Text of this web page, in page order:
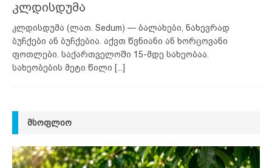
კლდისდუმა
კლდისდუმა (ლათ. Sedum) — ბალახები, ნახევრად
ბუჩქები ან ბუჩქებია. აქვთ წვნიანი ან ხორცოვანი
ფოთლები. საქართველოში 15-მდე სახეობაა.
სახეობების მეტი წილი [...]
ᲛᲡᲝᲤᲚᲘᲝ